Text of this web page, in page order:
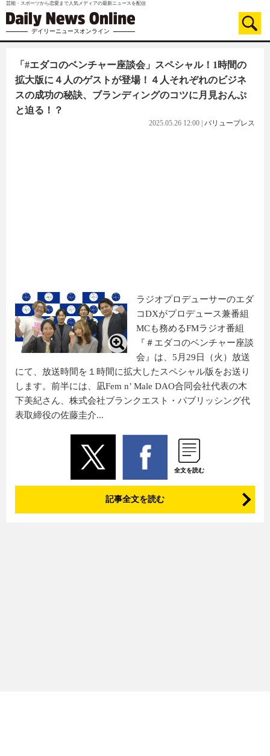
芸能・スポーツから恋愛まで人気メディアの最新ニュースを配信
デイリーニュースオンライン
「#エダコのベンチャー座談会」スペシャル！1時間の
拡大版に４人のゲストが登場！４人それぞれのビジネ
スの成功の秘訣、ブランディングのコツに月見おんぷ
と迫る！？
2025.05.26 12:00 バリュープレス
ラジオプロデューサーのエダ
コDXがプロデュース兼番組
MCも務めるFMラジオ番組
『＃エダコのベンチャー座談
会』は、5月29日（火）放送
にて、放送時間を１時間に拡大したスペシャル版をお送り
します。前半には、凪Fem n’ Male DAO合同会社代表の木
下美紀さん、株式会社ブランクエスト・パブリッシング代
表取締役の佐藤圭介...
全文を読む
記事全文を読む